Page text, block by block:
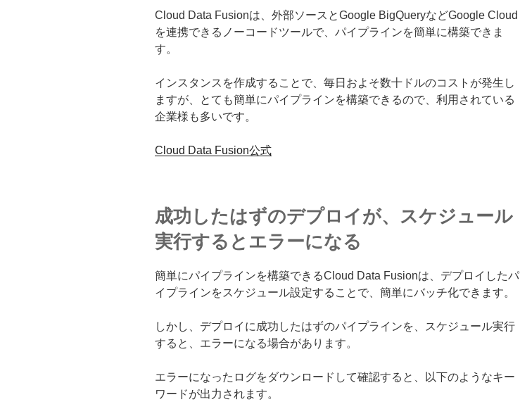
Cloud Data Fusionは、外部ソースとGoogle BigQueryなどGoogle Cloud
を連携できるノーコードツールで、パイプラインを簡単に構築できま
す。
インスタンスを作成することで、毎日およそ数十ドルのコストが発生し
ますが、とても簡単にパイプラインを構築できるので、利用されている
企業様も多いです。
Cloud Data Fusion公式
成功したはずのデプロイが、スケジュール
実行するとエラーになる
簡単にパイプラインを構築できるCloud Data Fusionは、デプロイしたパ
イプラインをスケジュール設定することで、簡単にバッチ化できます。
しかし、デプロイに成功したはずのパイプラインを、スケジュール実行
すると、エラーになる場合があります。
エラーになったログをダウンロードして確認すると、以下のようなキー
ワードが出力されます。